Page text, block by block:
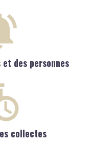
des personnes
collectes